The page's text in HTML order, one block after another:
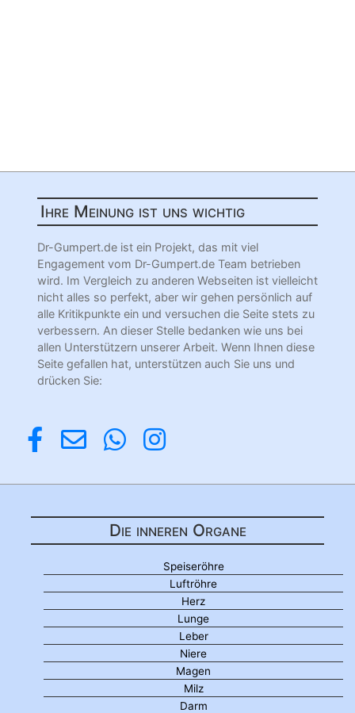
Ihre Meinung ist uns wichtig
Dr-Gumpert.de ist ein Projekt, das mit viel
Engagement vom Dr-Gumpert.de Team betrieben
wird. Im Vergleich zu anderen Webseiten ist vielleicht
nicht alles so perfekt, aber wir gehen persönlich auf
alle Kritikpunkte ein und versuchen die Seite stets zu
verbessern. An dieser Stelle bedanken wie uns bei
allen Unterstützern unserer Arbeit. Wenn Ihnen diese
Seite gefallen hat, unterstützen auch Sie uns und
drücken Sie:
Die inneren Organe
Speiseröhre
Luftröhre
Herz
Lunge
Leber
Niere
Magen
Milz
Darm